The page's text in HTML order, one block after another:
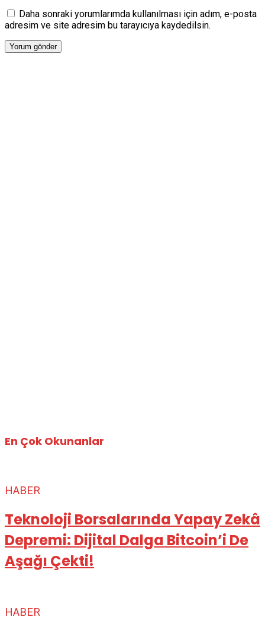
Daha sonraki yorumlarımda kullanılması için adım, e-posta
adresim ve site adresim bu tarayıcıya kaydedilsin.
En Çok Okunanlar
HABER
Teknoloji Borsalarında Yapay Zekâ
Depremi: Dijital Dalga Bitcoin’i De
Aşağı Çekti!
HABER